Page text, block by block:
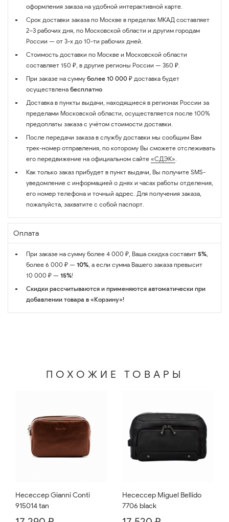
оформления заказа на удобной интерактивной карте.
Срок доставки заказа по Москве в пределах МКАД составляет
2–3 рабочих дня, по Московской области и другим городам
России — от 3-х до 10-ти рабочих дней.
Стоимость доставки по Москве и Московской области
составляет 150 ₽, в другие регионы России — 350 ₽.
При заказе на сумму более 10 000 ₽ доставка будет
осуществлена бесплатно
Доставка в пункты выдачи, находящиеся в регионах России за
пределами Московской области, осуществляется после 100%
предоплаты заказа с учётом стоимости доставки.
После передачи заказа в службу доставки мы сообщим Вам
трек-номер отправления, по которому Вы сможете отслеживать
его передвижение на официальном сайте «СДЭК».
Как только заказ прибудет в пункт выдачи, Вы получите SMS-
уведомление с информацией о днях и часах работы отделения,
его номер телефона и точный адрес. Для получения заказа,
пожалуйста, захватите с собой паспорт.
Оплата
При заказе на сумму более 4 000 ₽, Ваша скидка составит 5%,
более 6 000 ₽ — 10%, а если сумма Вашего заказа превысит
10 000 ₽ — 15%!
Скидки рассчитываются и применяются автоматически при
добавлении товара в «Корзину»!
ПОХОЖИЕ ТОВАРЫ
Несессер Gianni Conti
915014 tan
Несессер Miguel Bellido
7706 black